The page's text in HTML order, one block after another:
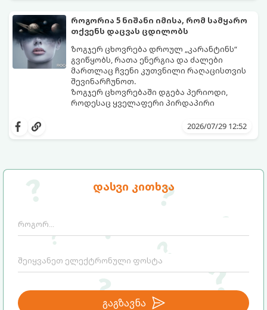
დასვი კითხვა
გაგზავნა
როგორია 5 ნიშანი იმისა, რომ სამყარო
თქვენს დაცვას ცდილობს
ზოგჯერ ცხოვრება დროულ „კარანტინს“
გვიწყობს, რათა ენერგია და ძალები
მართლაც ჩვენი კუთვნილი რაღაცისთვის
შევინარჩუნოთ.
ზოგჯერ ცხოვრებაში დგება პერიოდი,
როდესაც ყველაფერი პირდაპირი
იშლება მნიშვნელოვანი გარიგებები,
ასეთ მომენტებში ადვილია
ეზოთერიკასა და ფსიქოლოგიაში ეს
ფენომენი ხშირად სხვანაირად
რეალური, მაგრამ ჯერ კიდევ უხილავი
საფრთხისგან შორს მივყავართ.
მომხდარი მარცხი სასჯელი კი არა,
სამყაროს მცდელობაა:
2026/07/29 12:52